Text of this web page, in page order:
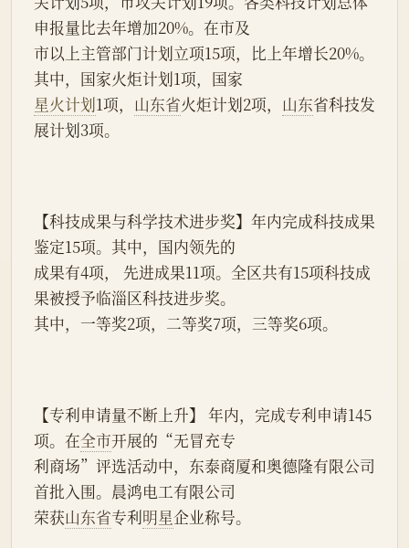
申报量比去年增加20%。在市及
市以上主管部门计划立项15项，比上年增长20%。
其中，国家火炬计划1项，国家
星火计划1项， 山东省火炬计划2项， 山东省科技发
展计划3项。
【科技成果与科学技术进步奖】年内完成科技成果
鉴定15项。其中，国内领先的
成果有4项， 先进成果11项。全区共有15项科技成
果被授予临淄区科技进步奖。
其中，一等奖2项，二等奖7项，三等奖6项。
【专利申请量不断上升】 年内，完成专利申请145
项。在全市开展的“无冒充专
利商场”评选活动中，东泰商厦和奥德隆有限公司
首批入围。晨鸿电工有限公司
荣获山东省专利明星企业称号。